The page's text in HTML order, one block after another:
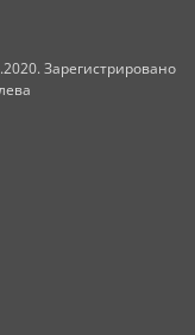
Зарегистрировано